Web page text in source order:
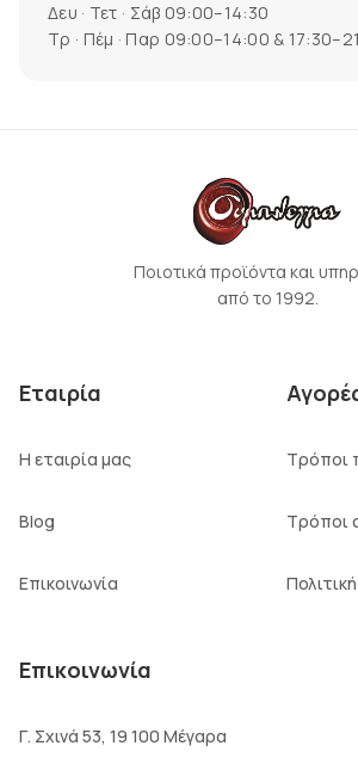
Δευ · Τετ · Σάβ 09:00–14:30
Τρ · Πέμ · Παρ 09:00–14:00 &
Ποιοτικά προϊόντα και
από το 1992.
Εταιρία
Η εταιρία μας
Blog
Επικοινωνία
Τρόποι
Τρόποι
Επικοινωνία
Γ. Σχινά 53, 19 100 Μέγαρα